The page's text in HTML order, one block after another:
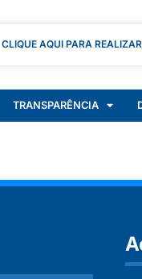
CLIQUE AQUI PARA
TRANSPARÊNCIA